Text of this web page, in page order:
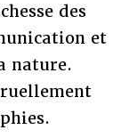
des
et
nature.